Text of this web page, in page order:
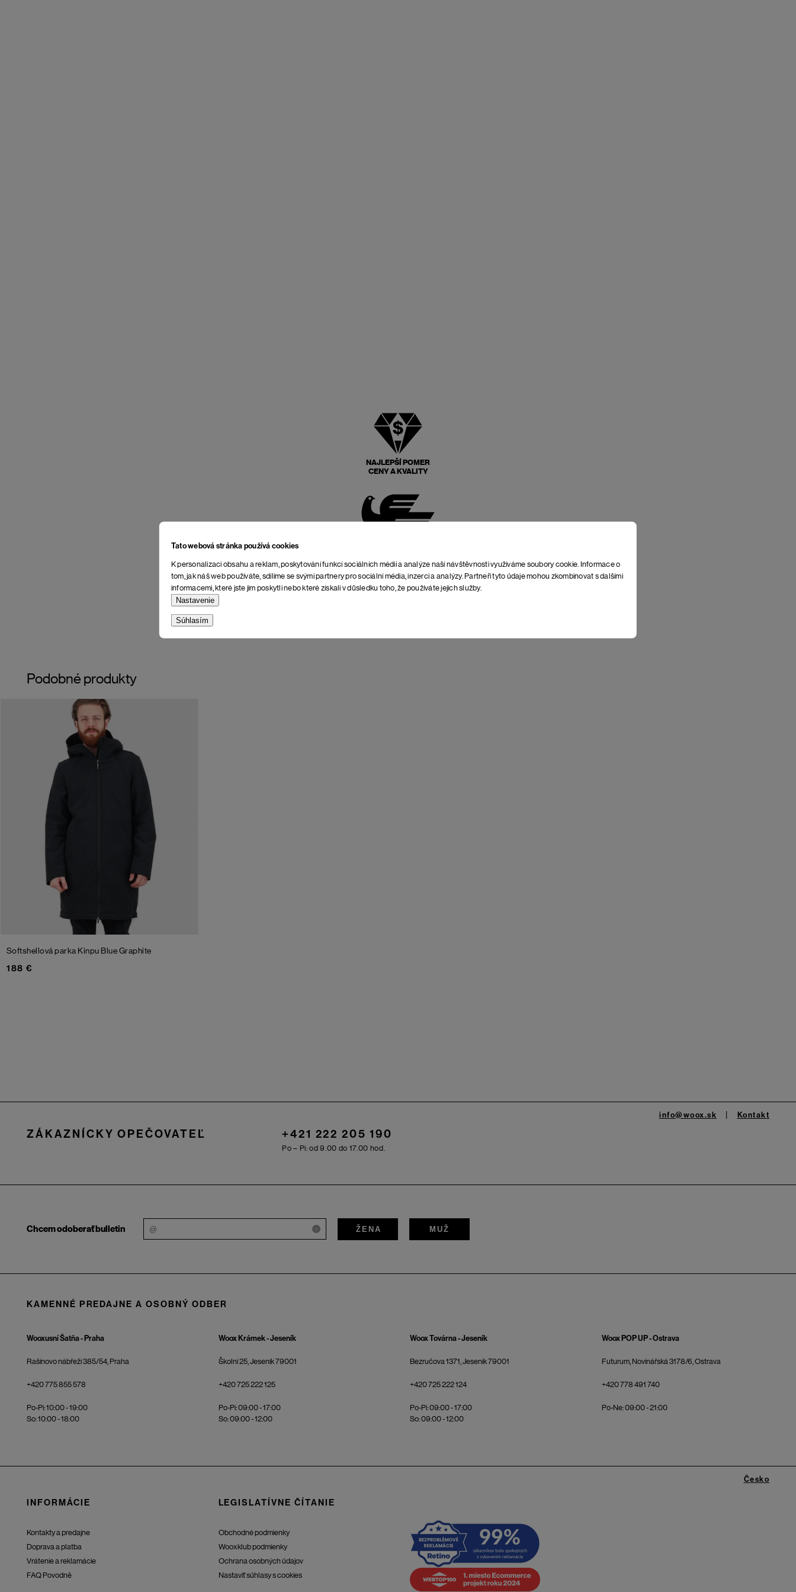
Tato webová stránka používá cookies
K personalizaci obsahu a reklam, poskytování funkcí sociálních médií a analýze naší návštěvnosti využíváme soubory cookie. Informace o
tom, jak náš web používáte, sdílíme se svými partnery pro sociální média, inzerci a analýzy. Partneři tyto údaje mohou zkombinovat s dalšími
informacemi, které jste jim poskytli nebo které získali v důsledku toho, že používáte jejich služby.
Nastavenie
Súhlasím
NAJLEPŠÍ POMER
CENY A KVALITY
Podobné produkty
Softshellová parka Kinpu Blue Graphite
188 €
ZÁKAZNÍCKY OPEČOVATEĽ +421 222 205 190
Po – Pi: od 9.00 do 17.00 hod.
info@woox.sk Kontakt
Chcem odoberať bulletin i ŽENA MUŽ
KAMENNÉ PREDAJNE A OSOBNÝ ODBER
Wooxusní Šatňa - Praha
Rašínovo nábřeží 385/54, Praha
+420 775 855 578
Po-Pi: 10:00 - 19:00
So: 10:00 - 18:00
Woox Krámek - Jeseník
Školní 25, Jeseník 79001
+420 725 222 125
Po-Pi: 09:00 - 17:00
So: 09:00 - 12:00
Woox Továrna - Jeseník
Bezručova 1371, Jeseník 79001
+420 725 222 124
Po-Pi: 09:00 - 17:00
So: 09:00 - 12:00
Woox POP UP - Ostrava
Futurum, Novinářská 3178/6, Ostrava
+420 778 491 740
Po-Ne: 09:00 - 21:00
INFORMÁCIE
Kontakty a predajne
Doprava a platba
Vrátenie a reklamácie
FAQ Povodně
LEGISLATÍVNE ČÍTANIE
Obchodné podmienky
Wooxklub podmienky
Ochrana osobných údajov
Nastaviť súhlasy s cookies
Česko